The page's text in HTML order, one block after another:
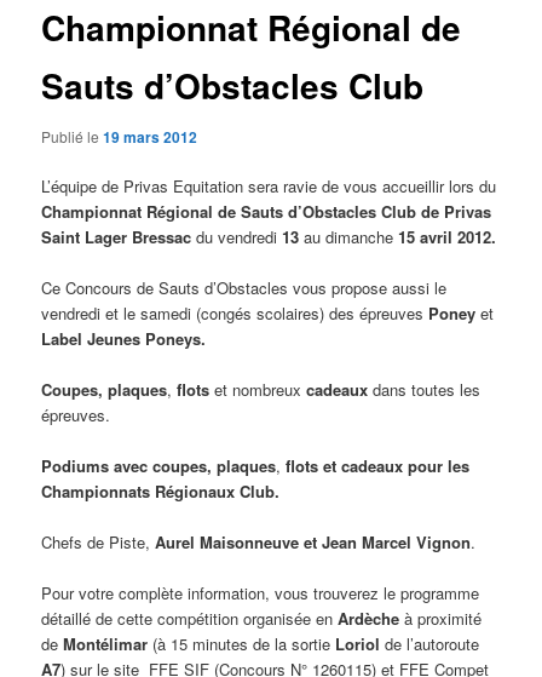
Championnat Régional de
Sauts d’Obstacles Club
Publié le19 mars 2012
L’équipe de Privas Equitation sera ravie de vous accueillir lors du
Championnat Régional de Sauts d’Obstacles Club de Privas
Saint Lager Bressacdu vendredi 13au dimanche 15 avril 2012.
Ce Concours de Sauts d’Obstacles vous propose aussi le
vendredi et le samedi (congés scolaires) des épreuves Poneyet
Label Jeunes Poneys.
Coupes, plaques,flots et nombreuxcadeaux dans toutes les
épreuves.
Podiums avec coupes, plaques,flots et cadeaux pour les
Championnats Régionaux Club.
Chefs de Piste,Aurel Maisonneuve et Jean Marcel Vignon.
Pour votre complète information, vous trouverez le programme
détaillé de cette compétition organisée enArdèche à proximité
deMontélimar (à 15 minutes de la sortie Loriol de l’autoroute
A7) sur le site FFE SIF (Concours N° 1260115) et FFE Compet